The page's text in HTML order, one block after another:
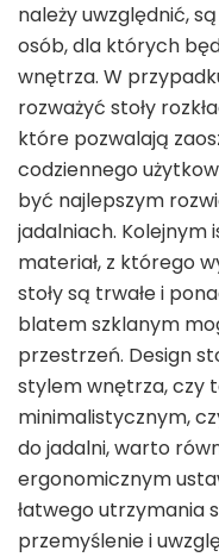
należy uwzględnić,
osób, dla których
wnętrza. W
rozważyć stoły
które pozwalają
codziennego
być najlepszym
jadalniach.
materiał, z którego
stoły są trwałe i
blatem szklanym
przestrzeń. Design
stylem wnętrza, czy
minimalistycznym,
do jadalni, warto
ergonomicznym
łatwego utrzymania
przemyślenie i